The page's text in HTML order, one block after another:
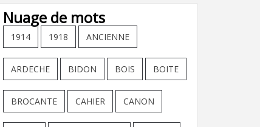
Nuage de mots
1914 1918 ANCIENNE
ARDECHE BIDON BOIS BOITE
BROCANTE CAHIER CANON